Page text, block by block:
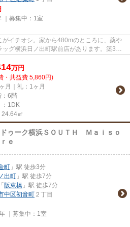
募集中： 1室
がイチオシ。家から480mのところに、薬や
グ横浜日ノ出町駅前店があります。築3年
万円
・共益費 5,860円)
月｜礼：1ヶ月
：6階
：1DK
㎡
ゥーク横浜ＳＯＵＴＨ Ｍａｉｓｏ
ｅ
町 」駅 徒歩3分
出町 」駅 徒歩7分
「 阪東橋 」駅 徒歩7分
中区初音町 ２丁目
｜募集中： 1室